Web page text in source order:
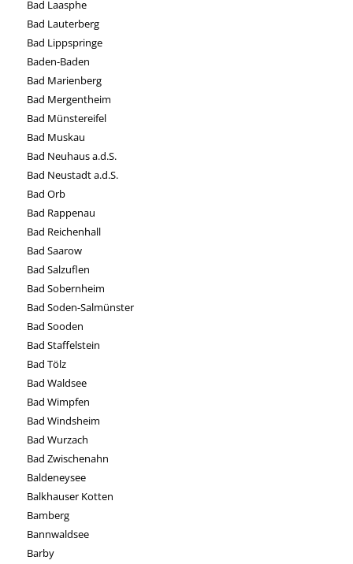
Bad Laasphe
Bad Lauterberg
Bad Lippspringe
Baden-Baden
Bad Marienberg
Bad Mergentheim
Bad Münstereifel
Bad Muskau
Bad Neuhaus a.d.S.
Bad Neustadt a.d.S.
Bad Orb
Bad Rappenau
Bad Reichenhall
Bad Saarow
Bad Salzuflen
Bad Sobernheim
Bad Soden-Salmünster
Bad Sooden
Bad Staffelstein
Bad Tölz
Bad Waldsee
Bad Wimpfen
Bad Windsheim
Bad Wurzach
Bad Zwischenahn
Baldeneysee
Balkhauser Kotten
Bamberg
Bannwaldsee
Barby